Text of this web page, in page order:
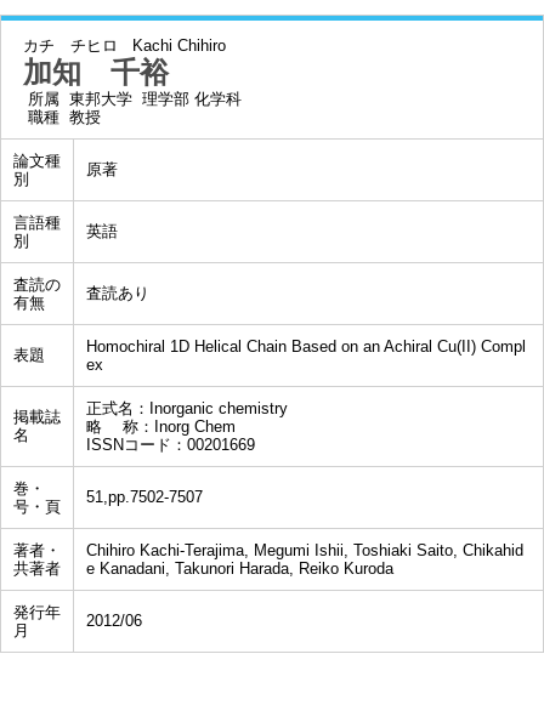
カチ チヒロ Kachi Chihiro
加知 千裕
所属 東邦大学 理学部 化学科
職種 教授
論文種
別
原著
言語種
別
英語
査読の
有無
査読あり
表題
Homochiral 1D Helical Chain Based on an Achiral Cu(II) Compl
ex
掲載誌
名
正式名：Inorganic chemistry
略 称：Inorg Chem
ISSNコード：00201669
巻・
号・頁
51,pp.7502-7507
著者・
共著者
Chihiro Kachi-Terajima, Megumi Ishii, Toshiaki Saito, Chikahid
e Kanadani, Takunori Harada, Reiko Kuroda
発行年
月
2012/06